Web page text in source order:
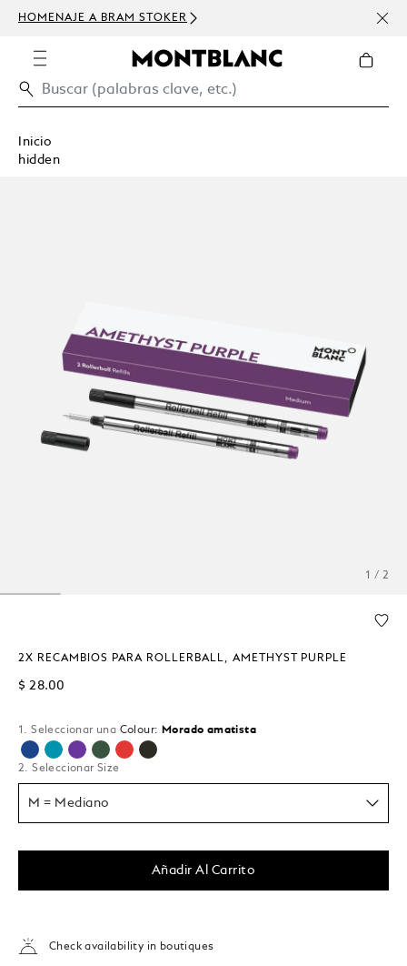
HOMENAJE A BRAM STOKER
USD
Inicio
hidden
1 / 2
2X RECAMBIOS PARA ROLLERBALL, AMETHYST PURPLE
$ 28.00
1. Seleccionar una Colour: Morado amatista
seleccionado
2. Seleccionar Size
M = Mediano
Añadir Al Carrito
Check availability in boutiques